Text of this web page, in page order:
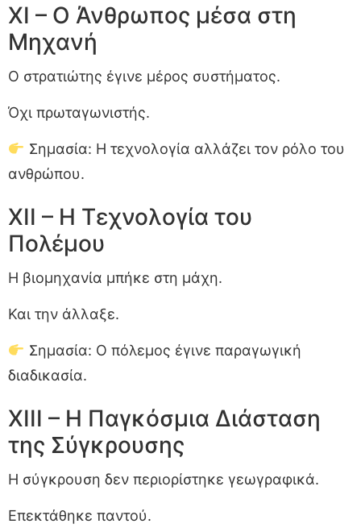
XI – Ο Άνθρωπος μέσα στη
Μηχανή
Ο στρατιώτης έγινε μέρος συστήματος.
Όχι πρωταγωνιστής.
Σημασία: Η τεχνολογία αλλάζει τον ρόλο του
ανθρώπου.
XII – Η Τεχνολογία του
Πολέμου
Η βιομηχανία μπήκε στη μάχη.
Και την άλλαξε.
Σημασία: Ο πόλεμος έγινε παραγωγική
διαδικασία.
XIII – Η Παγκόσμια Διάσταση
της Σύγκρουσης
Η σύγκρουση δεν περιορίστηκε γεωγραφικά.
Επεκτάθηκε παντού.